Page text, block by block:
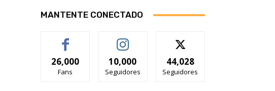
MANTENTE CONECTADO
26,000
Fans
10,000
Seguidores
44,028
Seguidores